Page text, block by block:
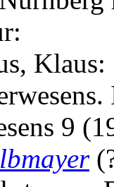
Klaus:
9